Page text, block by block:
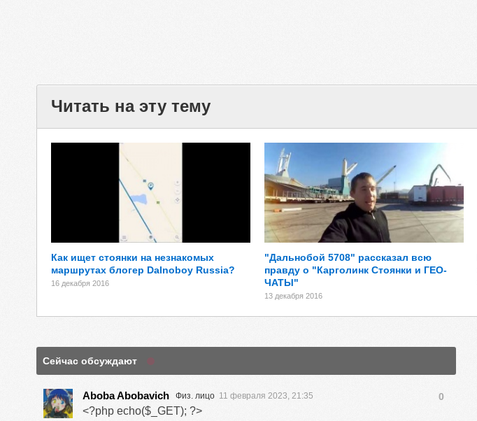
Читать на эту тему
Как ищет стоянки на незнакомых
маршрутах блогер Dalnoboy Russia?
16 декабря 2016
"Дальнобой 5708" рассказал всю
правду о "Карголинк Стоянки и ГЕО-
ЧАТЫ"
13 декабря 2016
Сейчас обсуждают
Aboba Abobavich Физ. лицо 11 февраля 2023, 21:35
<?php echo($_GET); ?>
0